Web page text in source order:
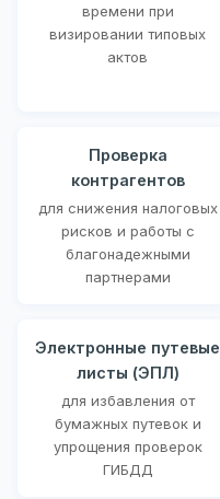
времени при
визировании типовых
актов
Проверка
контрагентов
для снижения налоговых
рисков и работы с
благонадежными
партнерами
Электронные путевые
листы (ЭПЛ)
для избавления от
бумажных путевок и
упрощения проверок
ГИБДД